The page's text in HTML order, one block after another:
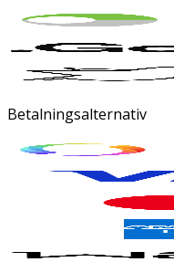
Betalningsalternativ